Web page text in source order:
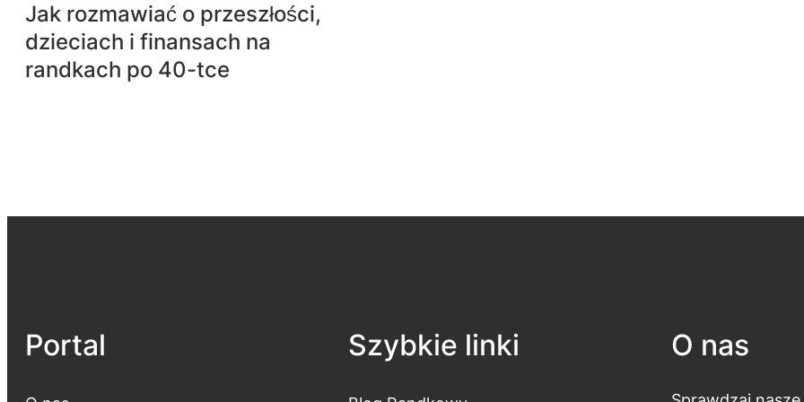
Jak rozmawiać o przeszłości,
dzieciach i finansach na
randkach po 40-tce
Portal Szybkie linki O nas